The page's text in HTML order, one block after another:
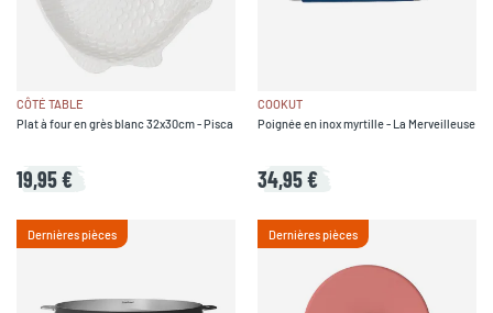
CÔTÉ TABLE
Plat à four en grès blanc 32x30cm - Pisca
19,95 €
COOKUT
Poignée en inox myrtille - La Merveilleuse
34,95 €
Dernières pièces Dernières pièces